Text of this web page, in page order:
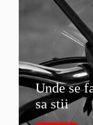
Unde se
sa stii